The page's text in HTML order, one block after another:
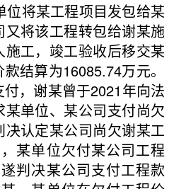
将某工程项目发包给某
又将该工程转包给谢某施
工，竣工验收后移交某
结算为16085.74万元。
，谢某曾于2021年向法
单位、某公司支付尚欠
认定某公司尚欠谢某工
某单位欠付某公司工程
判决某公司支付工程款